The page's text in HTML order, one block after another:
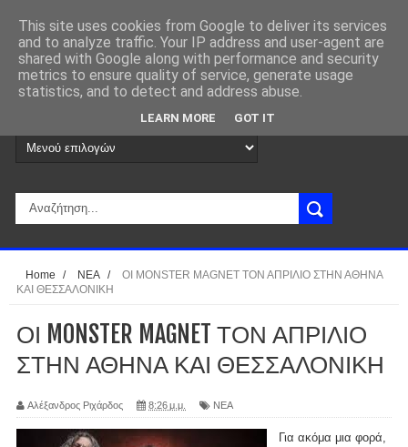
Home / ΝΕΑ /
ΟΙ MONSTER MAGNET ΤΟΝ ΑΠΡΙΛΙΟ ΣΤΗΝ ΑΘΗΝΑ
ΚΑΙ ΘΕΣΣΑΛΟΝΙΚΗ
ΟΙ MONSTER MAGNET ΤΟΝ ΑΠΡΙΛΙΟ
ΣΤΗΝ ΑΘΗΝΑ ΚΑΙ ΘΕΣΣΑΛΟΝΙΚΗ
Αλέξανδρος Ριχάρδος 8:26 μ.μ. ΝΕΑ
Για ακόμα μια φορά,
This site uses cookies from Google to deliver its services
and to analyze traffic. Your IP address and user-agent are
shared with Google along with performance and security
metrics to ensure quality of service, generate usage
statistics, and to detect and address abuse.
LEARN MORE GOT IT